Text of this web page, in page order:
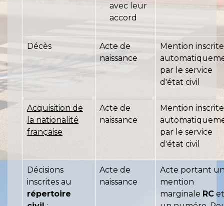
avec leur
accord
Décès
Acte de
naissance
Mention inscrite
par le service
d'état civil
Acquisition de
la nationalité
française
Acte de
naissance
Mention inscrite
par le service
d'état civil
Décisions
inscrites au
répertoire
Acte de
naissance
Acte portant
mention
marginale RC et